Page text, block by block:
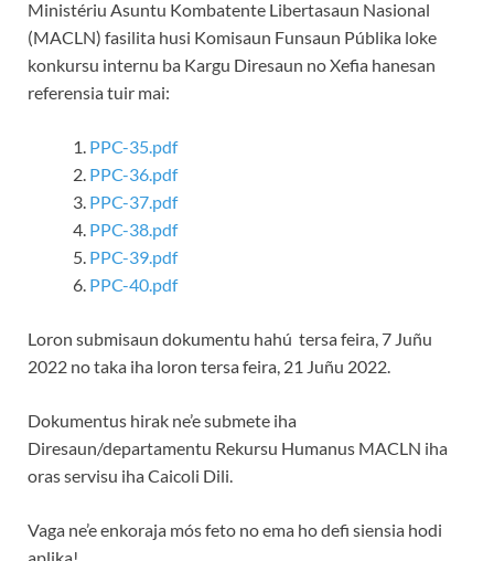
Ministériu Asuntu Kombatente Libertasaun Nasional
(MACLN) fasilita husi Komisaun Funsaun Públika loke
konkursu internu ba Kargu Diresaun no Xefia hanesan
referensia tuir mai:
PPC-35.pdf
PPC-36.pdf
PPC-37.pdf
PPC-38.pdf
PPC-39.pdf
PPC-40.pdf
Loron submisaun dokumentu hahú tersa feira, 7 Juñu
2022 no taka iha loron tersa feira, 21 Juñu 2022.
Dokumentus hirak ne’e submete iha
Diresaun/departamentu Rekursu Humanus MACLN iha
oras servisu iha Caicoli Dili.
Vaga ne’e enkoraja mós feto no ema ho defi siensia hodi